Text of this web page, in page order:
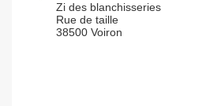
Zi des blanchisseries
Rue de taille
38500 Voiron